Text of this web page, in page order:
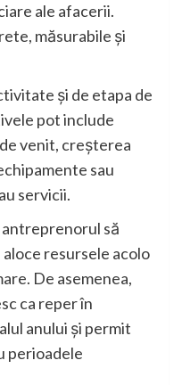
ale afacerii.
măsurabile și
și de etapa de
pot include
venit, creșterea
sau
servicii.
să
resursele acolo
De asemenea,
ca reper în
anului și permit
perioadele